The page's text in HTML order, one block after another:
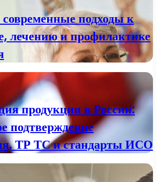
подходы к
лечению и профилактике
продукции в России:
подтверждение
ТР ТС и стандарты ИСО